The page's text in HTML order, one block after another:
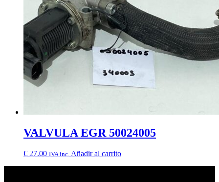
VALVULA EGR 50024005
€ 27.00 IVA inc. Añadir al carrito